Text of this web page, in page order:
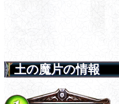
土の魔片の情報